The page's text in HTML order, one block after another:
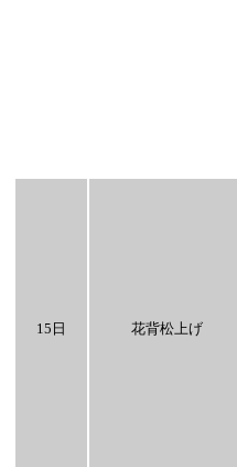
15日 花背松上げ